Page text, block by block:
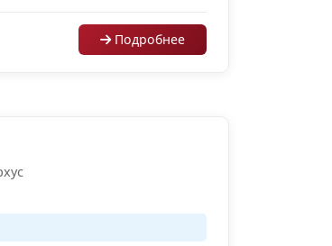
Подробнее